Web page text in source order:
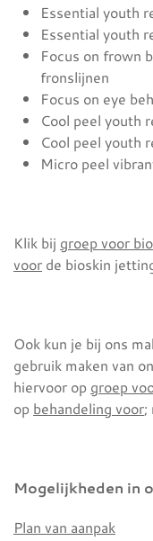
Essential youth
Essential youth
Focus on frown
fronslijnen
Focus on eye
Cool peel youth
Cool peel youth
Micro peel
Klik bij groep voor
voor de bioskin
Ook kun je bij ons
gebruik maken van
hiervoor op groep
op behandeling voor;
Mogelijkheden in
Plan van aanpak